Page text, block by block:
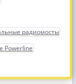
радиомосты
Powerline